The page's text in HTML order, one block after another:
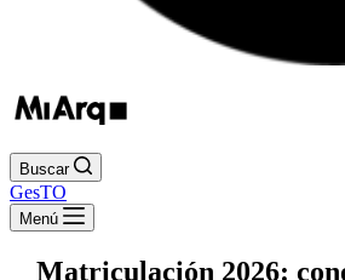
Buscar
GesTO
Menú
Matriculación 2026: